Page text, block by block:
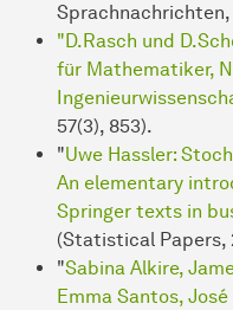
Sprachnachrichten,
"D.Rasch und
für Mathematiker,
57(3), 853).
"Uwe Hassler:
An elementary
Springer texts in
(Statistical Papers,
"Sabina Alkire,
Emma Santos,